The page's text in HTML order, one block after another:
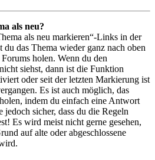
als neu?
als neu markieren“-Links in der
du das Thema wieder ganz nach oben
holen. Wenn du den
siehst, dann ist die Funktion
oder seit der letzten Markierung ist
Es ist auch möglich, das
indem du einfach eine Antwort
jedoch sicher, dass du die Regeln
Es wird meist nicht gerne gesehen,
auf alte oder abgeschlossene